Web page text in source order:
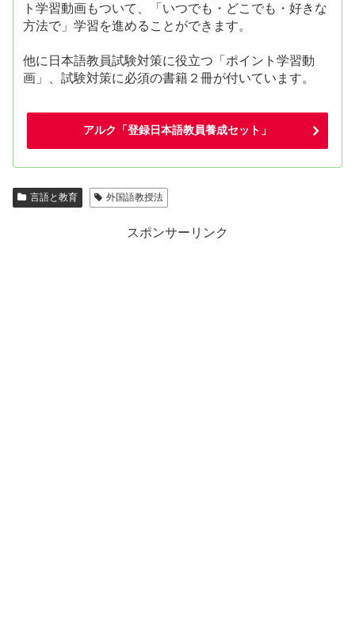
ト学習動画もついて、「いつでも・どこでも・好きな
方法で」学習を進めることができます。
他に日本語教員試験対策に役立つ「ポイント学習動
画」、試験対策に必須の書籍２冊が付いています。
アルク「登録日本語教員養成セット」
言語と教育 外国語教授法
スポンサーリンク